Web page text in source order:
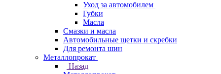
Уход за автомобилем
Губки
Масла
Смазки и масла
Автомобильные щетки и скребки
Для ремонта шин
Металлопрокат
Назад